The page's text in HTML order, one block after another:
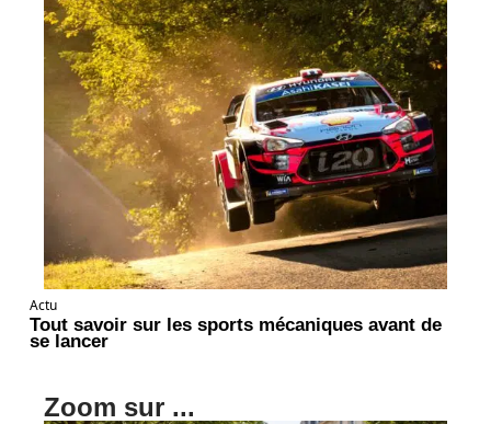
Actu
Tout savoir sur les sports mécaniques avant de
se lancer
Zoom sur ...